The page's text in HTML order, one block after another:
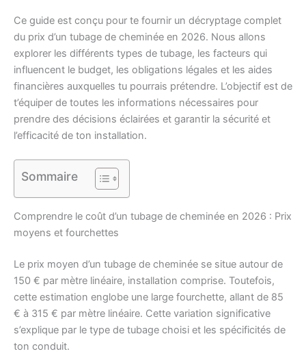
Ce guide est conçu pour te fournir un décryptage complet
du prix d’un tubage de cheminée en 2026. Nous allons
explorer les différents types de tubage, les facteurs qui
influencent le budget, les obligations légales et les aides
financières auxquelles tu pourrais prétendre. L’objectif est de
t’équiper de toutes les informations nécessaires pour
prendre des décisions éclairées et garantir la sécurité et
l’efficacité de ton installation.
Sommaire
Comprendre le coût d’un tubage de cheminée en 2026 : Prix
moyens et fourchettes
Le prix moyen d’un tubage de cheminée se situe autour de
150 € par mètre linéaire, installation comprise. Toutefois,
cette estimation englobe une large fourchette, allant de 85
€ à 315 € par mètre linéaire. Cette variation significative
s’explique par le type de tubage choisi et les spécificités de
ton conduit.